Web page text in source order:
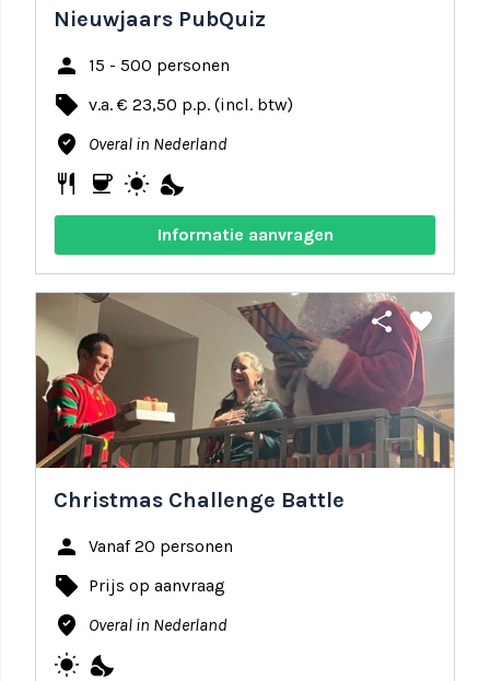
Nieuwjaars PubQuiz
person 15 - 500 personen
local_offer v.a. € 23,50 p.p. (incl. btw)
where_to_vote Overal in Nederland
restaurant coffee wb_sunny nights_stay
Informatie aanvragen
share favorite
Christmas Challenge Battle
person Vanaf 20 personen
local_offer Prijs op aanvraag
where_to_vote Overal in Nederland
wb_sunny nights_stay